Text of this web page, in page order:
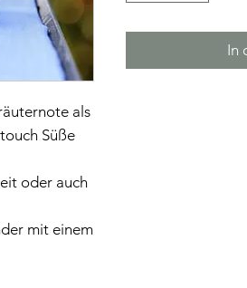
als
Süße
oder auch
mit einem
In